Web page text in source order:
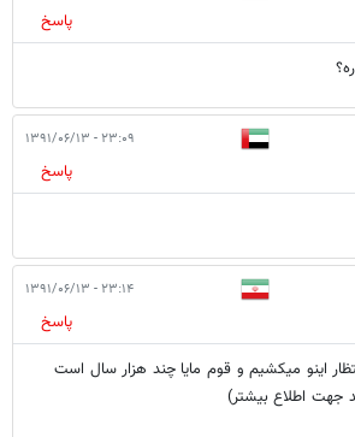
پاسخ
۲۳:۰۹ - ۱۳۹۱/۰۶/۱۳
پاسخ
۲۳:۱۴ - ۱۳۹۱/۰۶/۱۳
پاسخ
ما 4 سال انتظار اینو میکشیم و قوم مایا چند هزار سال است
جهت اطلاع بیشتر)